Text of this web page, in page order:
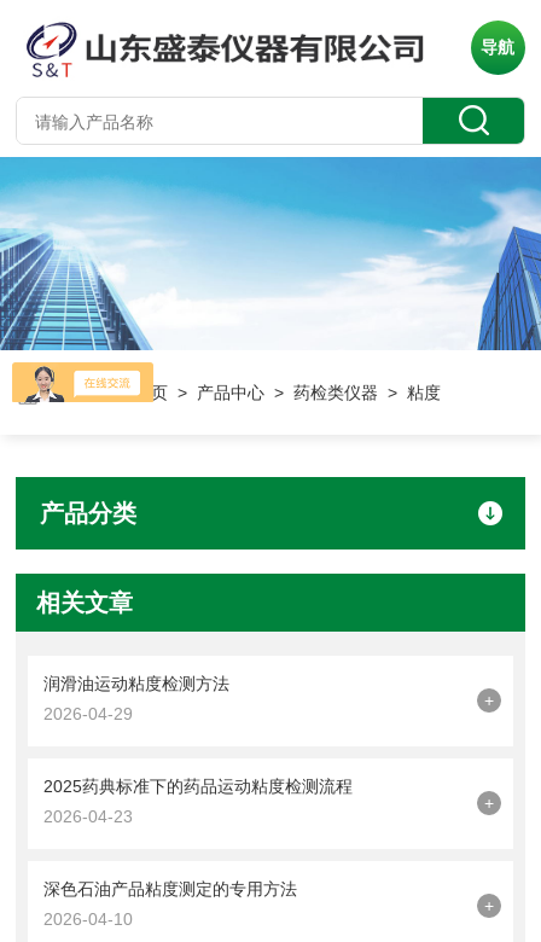
导航
当前位置：首页 > 产品中心 >药检类仪器 > 粘度
产品分类
相关文章
润滑油运动粘度检测方法
2026-04-29
+
2025药典标准下的药品运动粘度检测流程
2026-04-23
+
深色石油产品粘度测定的专用方法
2026-04-10
+